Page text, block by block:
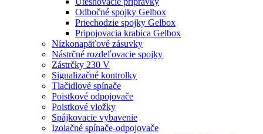
Odbočné spojky Gelbox
Priechodzie spojky Gelbox
Pripojovacia krabica Gelbox
Nízkonapäťové zásuvky
Nástrčné rozdeľovacie spojky
Zástrčky 230 V
Signalizačné kontrolky
Tlačidlové spínače
Poistkové odpojovače
Poistkové vložky
Spájkovacie vybavenie
Izolačné spínače-odpojovače